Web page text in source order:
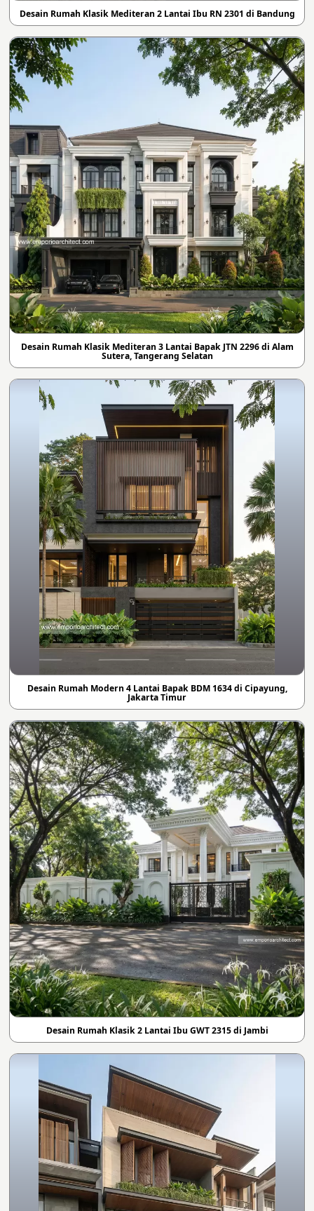
Desain Rumah Klasik Mediteran 2 Lantai Ibu RN 2301 di Bandung
Desain Rumah Klasik Mediteran 3 Lantai Bapak JTN 2296 di Alam
Sutera, Tangerang Selatan
Desain Rumah Modern 4 Lantai Bapak BDM 1634 di Cipayung,
Jakarta Timur
Desain Rumah Klasik 2 Lantai Ibu GWT 2315 di Jambi